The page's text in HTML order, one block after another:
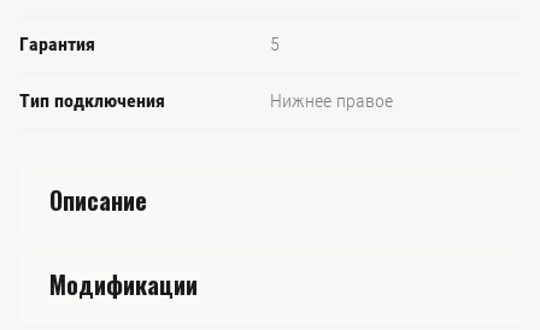
Гарантия 5
Тип подключения Нижнее правое
Описание
Модификации